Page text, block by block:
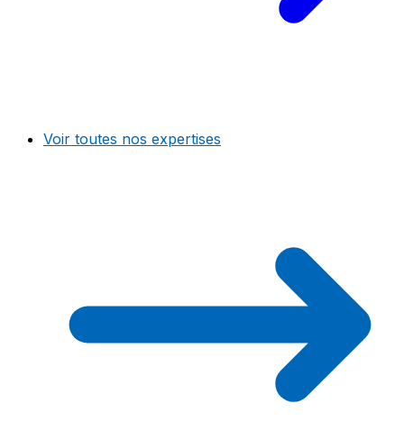
Voir toutes nos expertises